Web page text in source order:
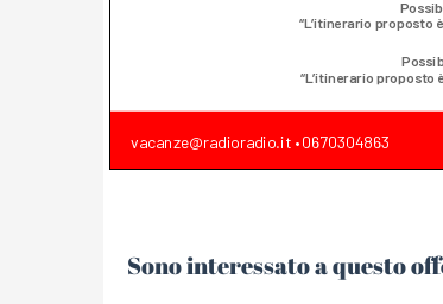
Sono interessato a questo